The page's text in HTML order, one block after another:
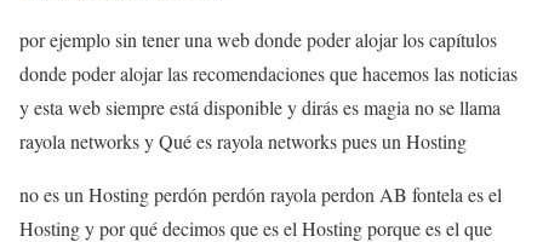
por ejemplo sin tener una web donde poder alojar los capítulos
donde poder alojar las recomendaciones que hacemos las noticias
y esta web siempre está disponible y dirás es magia no se llama
rayola networks y Qué es rayola networks pues un Hosting
no es un Hosting perdón perdón rayola perdon AB fontela es el
Hosting y por qué decimos que es el Hosting porque es el que